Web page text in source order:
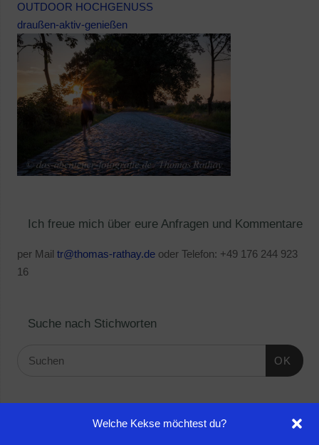
Welche Kekse möchtest du?
OUTDOOR HOCHGENUSS
draußen-aktiv-genießen
Ich freue mich über eure Anfragen und Kommentare
per Mail tr@thomas-rathay.deoder Telefon: +49 176 244 923
16
Suche nach Stichworten
OK